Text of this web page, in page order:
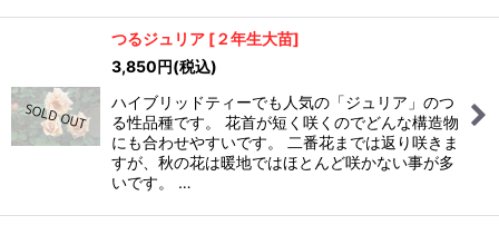
つるジュリア [２年生大苗]
3,850円(税込)
ハイブリッドティーでも人気の「ジュリア」のつ
る性品種です。 花首が短く咲くのでどんな構造物
にも合わせやすいです。 二番花までは返り咲きま
すが、秋の花は暖地ではほとんど咲かない事が多
いです。 …